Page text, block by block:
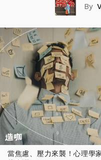
當焦慮、壓力來襲！心理學